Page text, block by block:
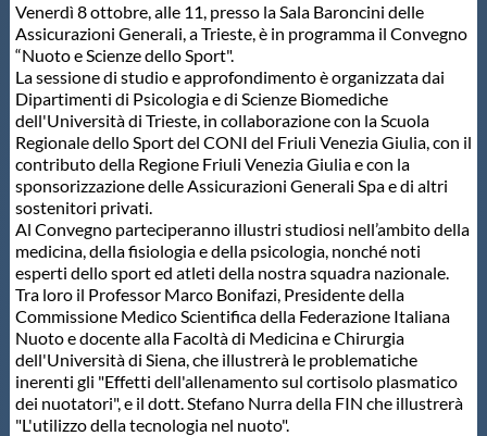
Salvamento
Master
Formazione
GUG
Scuole Nuoto
Propaganda
Venerdì 8 ottobre, alle 11, presso la Sala Baroncini delle
Assicurazioni Generali, a Trieste, è in programma il Convegno
“Nuoto e Scienze dello Sport".
La sessione di studio e approfondimento è organizzata dai
Dipartimenti di Psicologia e di Scienze Biomediche
dell'Università di Trieste, in collaborazione con la Scuola
Regionale dello Sport del CONI del Friuli Venezia Giulia, con il
contributo della Regione Friuli Venezia Giulia e con la
sponsorizzazione delle Assicurazioni Generali Spa e di altri
sostenitori privati.
Al Convegno parteciperanno illustri studiosi nell’ambito della
medicina, della fisiologia e della psicologia, nonché noti
esperti dello sport ed atleti della nostra squadra nazionale.
Tra loro il Professor Marco Bonifazi, Presidente della
Commissione Medico Scientifica della Federazione Italiana
Nuoto e docente alla Facoltà di Medicina e Chirurgia
dell'Università di Siena, che illustrerà le problematiche
inerenti gli "Effetti dell'allenamento sul cortisolo plasmatico
dei nuotatori", e il dott. Stefano Nurra della FIN che illustrerà
"L'utilizzo della tecnologia nel nuoto".